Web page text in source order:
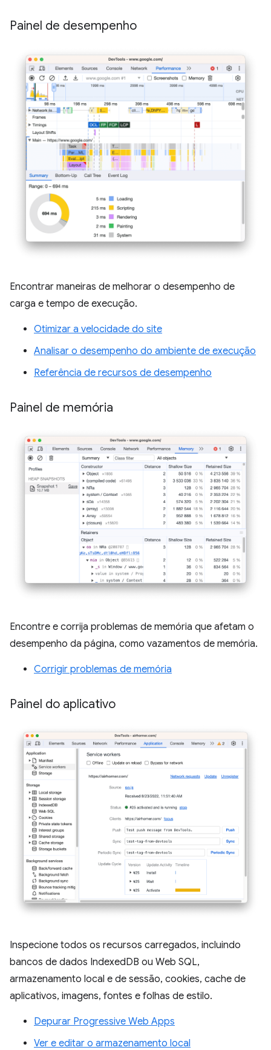
Painel de desempenho
Encontrar maneiras de melhorar o desempenho de
carga e tempo de execução.
Otimizar a velocidade do site
Analisar o desempenho do ambiente de execução
Referência de recursos de desempenho
Painel de memória
Encontre e corrija problemas de memória que afetam o
desempenho da página, como vazamentos de memória.
Corrigir problemas de memória
Painel do aplicativo
Inspecione todos os recursos carregados, incluindo
bancos de dados IndexedDB ou Web SQL,
armazenamento local e de sessão, cookies, cache de
aplicativos, imagens, fontes e folhas de estilo.
Depurar Progressive Web Apps
Ver e editar o armazenamento local